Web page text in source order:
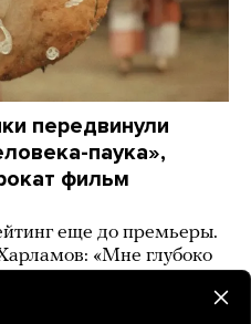
передвинули
паука»,
фильм
еще до премьеры.
«Мне глубоко